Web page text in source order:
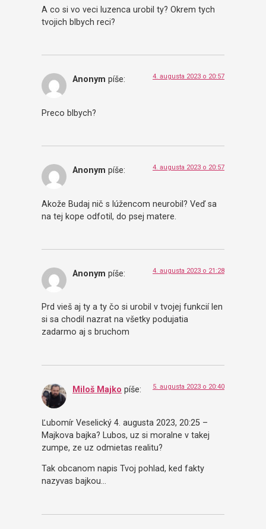
A co si vo veci luzenca urobil ty? Okrem tych
tvojich blbych reci?
Anonym píše: 4. augusta 2023 o 20:57
Preco blbych?
Anonym píše: 4. augusta 2023 o 20:57
Akože Budaj nič s lúžencom neurobil? Veď sa
na tej kope odfotil, do psej matere.
Anonym píše: 4. augusta 2023 o 21:28
Prd vieš aj ty a ty čo si urobil v tvojej funkcií len
si sa chodil nazrat na všetky podujatia
zadarmo aj s bruchom
Miloš Majko píše: 5. augusta 2023 o 20:40
Ľubomír Veselický 4. augusta 2023, 20:25 –
Majkova bajka? Lubos, uz si moralne v takej
zumpe, ze uz odmietas realitu?
Tak obcanom napis Tvoj pohlad, ked fakty
nazyvas bajkou…